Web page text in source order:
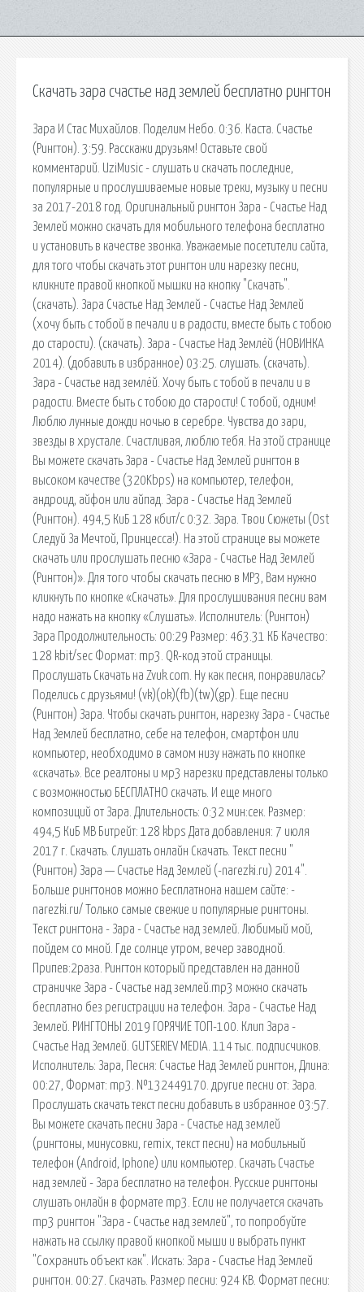
Скачать зара счастье над землей бесплатно рингтон
Зара И Стас Михайлов. Поделим Небо. 0:36. Каста. Счастье
(Рингтон). 3:59. Расскажи друзьям! Оставьте свой
комментарий. UziMusic - слушать и скачать последние,
популярные и прослушиваемые новые треки, музыку и песни
за 2017-2018 год. Оригинальный рингтон Зара - Счастье Над
Землей можно скачать для мобильного телефона бесплатно
и установить в качестве звонка. Уважаемые посетители сайта,
для того чтобы скачать этот рингтон или нарезку песни,
кликните правой кнопкой мышки на кнопку "Скачать".
(скачать). Зара Счастье Над Землей - Счастье Над Землей
(хочу быть с тобой в печали и в радости, вместе быть с тобою
до старости). (скачать). Зара - Счастье Над Землёй (НОВИНКА
2014). (добавить в избранное) 03:25. слушать. (скачать).
Зара - Счастье над землёй. Хочу быть с тобой в печали и в
радости. Вместе быть с тобою до старости! С тобой, одним!
Люблю лунные дожди ночью в серебре. Чувства до зари,
звезды в хрустале. Счастливая, люблю тебя. На этой странице
Вы можете скачать Зара - Счастье Над Землей рингтон в
высоком качестве (320Kbps) на компьютер, телефон,
андроид, айфон или айпад. Зара - Счастье Над Землей
(Рингтон). 494,5 КиБ 128 кбит/c 0:32. Зара. Твои Сюжеты (Ost
Следуй За Мечтой, Принцесса!). На этой странице вы можете
скачать или прослушать песню «Зара - Счастье Над Землей
(Рингтон)». Для того чтобы скачать песню в MP3, Вам нужно
кликнуть по кнопке «Скачать». Для прослушивания песни вам
надо нажать на кнопку «Слушать». Исполнитель: (Рингтон)
Зара Продолжительность: 00:29 Размер: 463.31 КБ Качество:
128 kbit/sec Формат: mp3. QR-код этой страницы.
Прослушать Скачать на Zvuk.com. Ну как песня, понравилась?
Поделись с друзьями! (vk)(ok)(fb)(tw)(gp). Еще песни
(Рингтон) Зара. Чтобы скачать рингтон, нарезку Зара - Счастье
Над Землей бесплатно, себе на телефон, смартфон или
компьютер, необходимо в самом низу нажать по кнопке
«скачать». Все реалтоны и мp3 нарезки представлены только
с возможностью БЕСПЛАТНО скачать. И еще много
композиций от Зара. Длительность: 0:32 мин:сек. Размер:
494,5 КиБ MB Битрейт: 128 kbps Дата добавления: 7 июля
2017 г. Скачать. Слушать онлайн Скачать. Текст песни "
(Рингтон) Зара — Счастье Над Землей (-narezki.ru) 2014".
Больше рингтонов можно Бесплатнона нашем сайте: -
narezki.ru/ Только самые свежие и популярные рингтоны.
Текст рингтона - Зара - Счастье над землей. Любимый мой,
пойдем со мной. Где солнце утром, вечер заводной.
Припев:2раза. Рингтон который представлен на данной
страничке Зара - Счастье над землей.mp3 можно скачать
бесплатно без регистрации на телефон. Зара - Счастье Над
Землей. РИНГТОНЫ 2019 ГОРЯЧИЕ ТОП-100. Клип Зара -
Счастье Над Землей. GUTSERIEV MEDIA. 114 тыс. подписчиков.
Исполнитель: Зара, Песня: Счастье Над Землей рингтон, Длина:
00:27, Формат: mp3. №132449170. другие песни от: Зара.
Прослушать скачать текст песни добавить в избранное 03:57.
Вы можете скачать песни Зара - Счастье над землей
(рингтоны, минусовки, remix, текст песни) на мобильный
телефон (Android, Iphone) или компьютер. Скачать Счастье
над землей - Зара бесплатно на телефон. Русские рингтоны
слушать онлайн в формате mp3. Если не получается скачать
mp3 рингтон "Зара - Счастье над землей", то попробуйте
нажать на ссылку правой кнопкой мыши и выбрать пункт
"Сохранить объект как". Искать: Зара - Счастье Над Землей
рингтон. 00:27. Скачать. Размер песни: 924 KB. Формат песни: